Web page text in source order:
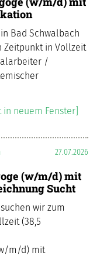
Bad Schwalbach
Zeitpunkt in Vollzeit
/
neuem Fenster]
27.07.2026
(w/m/d) mit
Sucht
wir zum
(38,5
m/d) mit